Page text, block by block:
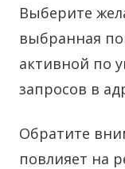
Выберите
выбранная
активной по
запросов в
Обратите
повлияет на